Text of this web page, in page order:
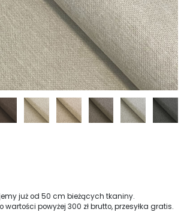
już od 50 cm bieżących tkaniny.
wartości powyżej 300 zł brutto, przesyłka gratis.